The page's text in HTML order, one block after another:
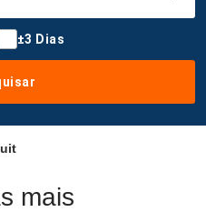
±3 Dias
mais